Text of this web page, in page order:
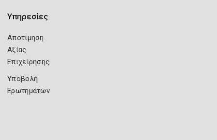
Υπηρεσίες
Αποτίμηση
Αξίας
Επιχείρησης
Υποβολή
Ερωτημάτων